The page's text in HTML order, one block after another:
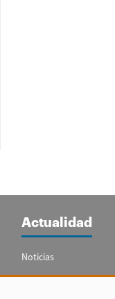
Actualidad
Noticias
Reportajes